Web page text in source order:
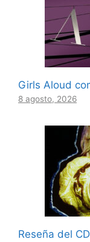
Girls Aloud
8 agosto, 2026
Reseña del